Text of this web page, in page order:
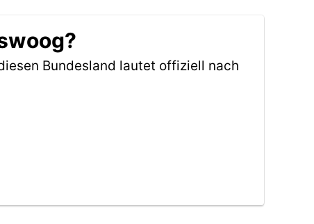
Bundesland lautet offiziell nach